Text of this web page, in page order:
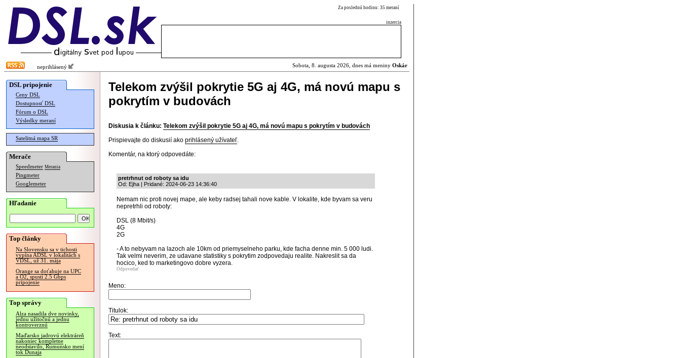
Za poslednú hodinu: 35 meraní
inzercia
neprihlásený Sobota, 8. augusta 2026, dnes má meniny Oskár
DSL pripojenie
Ceny DSL
Dostupnosť DSL
Fórum o DSL
Výsledky meraní
Satelitná mapa SR
Merače
Speedmeter Merania
Pingmeter
Googlemeter
Hľadanie
Top články
Na Slovensku sa v tichosti
vypína ADSL v lokalitách s
VDSL, už 31. mája
Orange sa doťahuje na UPC
a O2, spustí 2.5 Gbps
pripojenie
Top správy
Alza nasadila dve novinky,
jednu užitočnú a jednu
kontroverznú
Maďarsko jadrovú elektráreň
nakoniec kompletne
neodstavilo, Rumunsko mení
tok Dunaja
Telekom zvýšil pokrytie 5G aj 4G, má novú mapu s
pokrytím v budovách
Diskusia k článku: Telekom zvýšil pokrytie 5G aj 4G, má novú mapu s pokrytím v budovách
Prispievajte do diskusií ako prihlásený užívateľ.
Komentár, na ktorý odpovedáte:
pretrhnut od roboty sa idu
Od: Ejha | Pridané: 2024-06-23 14:36:40
Nemam nic proti novej mape, ale keby radsej tahali nove kable. V lokalite, kde byvam sa veru
nepretrhli od roboty:
DSL (8 Mbit/s)
4G
2G
- A to nebyvam na lazoch ale 10km od priemyselneho parku, kde facha denne min. 5 000 ludi.
Tak velmi neverim, ze udavane statistiky s pokrytim zodpovedaju realite. Nakreslit sa da
hocico, ked to marketingovo dobre vyzera.
Odpovedať
Meno:
Titulok:
Text: